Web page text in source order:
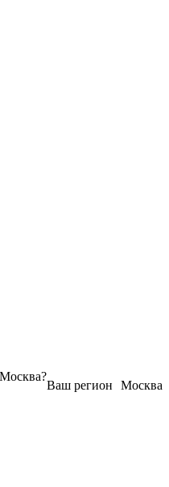
Москва
Ваш регион
Москва?